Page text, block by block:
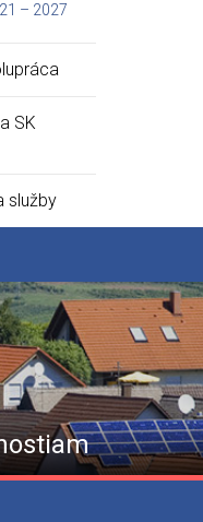
– 2027
SK
služby